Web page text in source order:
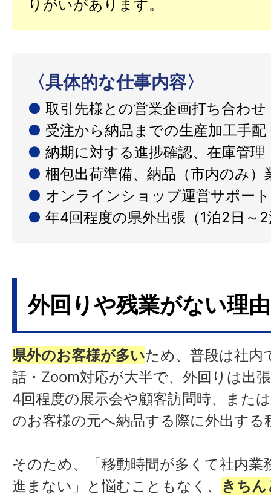
りがいがあります。
〈具体的な仕事内容〉
● 取引先様との営業企画打ち合わせ
● 受注から納品までの生産加工手配
● 納期に対する進捗確認、在庫管理
● 梱包出荷準備、納品（市内のみ）
● オンラインショップ運営サポート
● 年4回程度の県外出張（1泊2日～
外回りや残業がない理由
県外のお客様が多いため、普段は社内
話・Zoom対応が大半で、外回りは出
4回程度の展示会や顧客訪問時、また
のお客様の元へ納品する際に外出する
そのため、「移動時間が多くて社内業
進まない」と悩むこともなく、
きち